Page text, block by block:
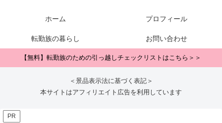
ホーム プロフィール
転勤族の暮らし お問い合わせ
【無料】転勤族のための引っ越しチェックリストはこちら＞＞
＜景品表示法に基づく表記＞
本サイトはアフィリエイト広告を利用しています
PR